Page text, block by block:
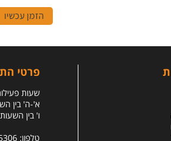
הזמן עכשיו
פרטי
שעות
א'-ה' בין השעות
ו' בין השעות 08:30-14:00
טלפון: 1-800-305306